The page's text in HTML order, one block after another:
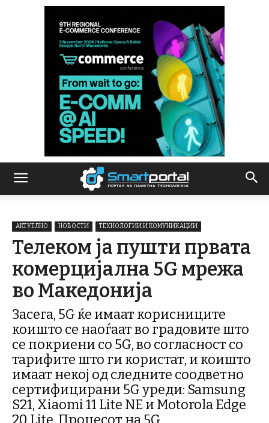
АКТУЕЛНО НОВОСТИ ТЕХНОЛОГИИ И КОМУНИКАЦИИ
Телеком ја пушти првата
комерцијална 5G мрежа
во Македонија
Засега, 5G ќе имаат корисниците
коишто се наоѓаат во градовите што
се покриени со 5G, во согласност со
тарифите што ги користат, и коишто
имаат некој од следните соодветно
сертифицирани 5G уреди: Samsung
S21, Xiaomi 11 Lite NE и Motorola Edge
20 Lite. Процесот на 5G